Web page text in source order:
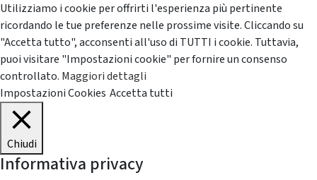
Utilizziamo i cookie per offrirti l'esperienza più pertinente
ricordando le tue preferenze nelle prossime visite. Cliccando su
"Accetta tutto", acconsenti all'uso di TUTTI i cookie. Tuttavia,
puoi visitare "Impostazioni cookie" per fornire un consenso
controllato. Maggiori dettagli
Impostazioni Cookies Accetta tutti
Chiudi
Informativa privacy